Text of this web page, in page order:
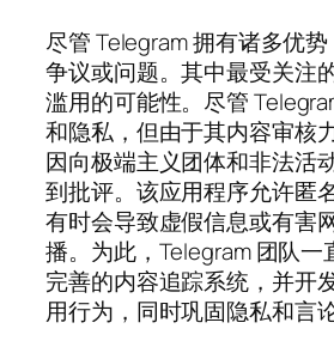
尽管 Telegram 拥有诸多优
争议或问题。其中最受关注
滥用的可能性。尽管
和隐私，但由于其内容审核
因向极端主义团体和非法活
到批评。该应用程序允许匿
有时会导致虚假信息或有害
播。为此，Telegram 团队一
完善的内容追踪系统，并开
用行为，同时巩固隐私和言